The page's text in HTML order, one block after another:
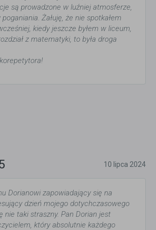
są prowadzone w luźniej atmosferze,
Żałuję, że nie spotkałem
kiedy jeszcze byłem w liceum,
z matematyki, to była droga
10 lipca 2024
Dorianowi zapowiadający się na
dzień mojego dotychczasowego
nie taki straszny. Pan Dorian jest
który absolutnie każdego